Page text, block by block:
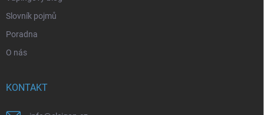
Slovník pojmů
Poradna
O nás
KONTAKT